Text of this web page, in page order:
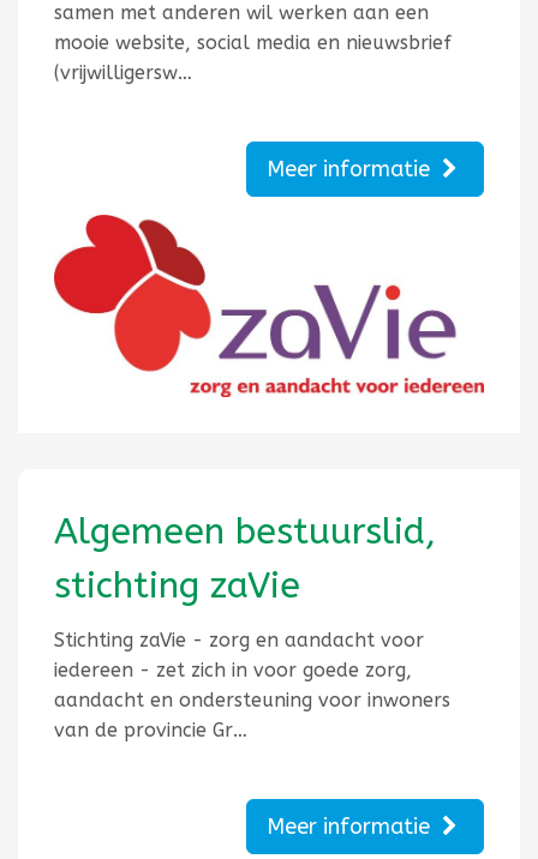
samen met anderen wil werken aan een
mooie website, social media en nieuwsbrief
(vrijwilligersw…
Meer informatie
Algemeen bestuurslid,
stichting zaVie
Stichting zaVie - zorg en aandacht voor
iedereen - zet zich in voor goede zorg,
aandacht en ondersteuning voor inwoners
van de provincie Gr…
Meer informatie